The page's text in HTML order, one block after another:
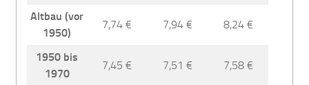
Altbau (vor
1950)
7,74 € 7,94 € 8,24 €
1950 bis
1970
7,45 € 7,51 € 7,58 €